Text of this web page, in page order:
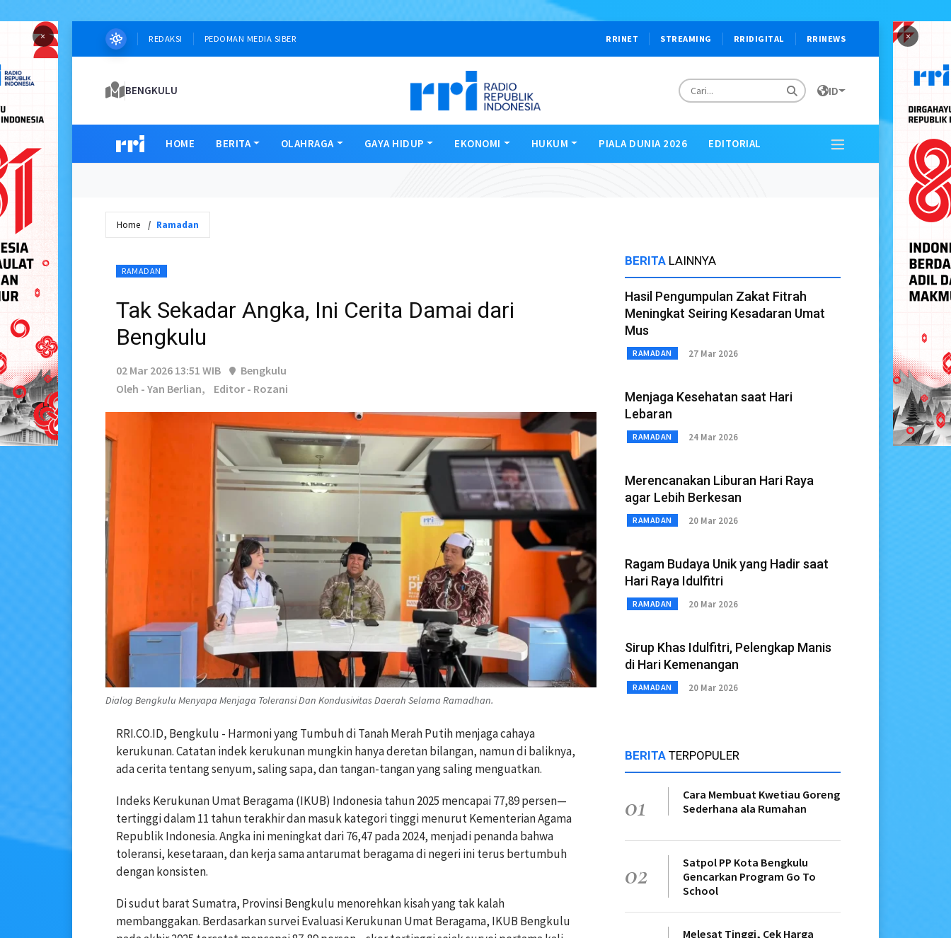
× ×
REDAKSI PEDOMAN MEDIA SIBER RRINET STREAMING RRIDIGITAL RRINEWS
BENGKULU ID
HOME BERITA OLAHRAGA GAYA HIDUP EKONOMI HUKUM PIALA DUNIA 2026 EDITORIAL
Home Ramadan
RAMADAN
Tak Sekadar Angka, Ini Cerita Damai dari
Bengkulu
02 Mar 2026 13:51 WIB
Bengkulu
Oleh - Yan Berlian,
Editor - Rozani
Dialog Bengkulu Menyapa Menjaga Toleransi Dan Kondusivitas Daerah Selama Ramadhan.
RRI.CO.ID, Bengkulu - Harmoni yang Tumbuh di Tanah Merah Putih menjaga cahaya
kerukunan. Catatan indek kerukunan mungkin hanya deretan bilangan, namun di baliknya,
ada cerita tentang senyum, saling sapa, dan tangan-tangan yang saling menguatkan.
Indeks Kerukunan Umat Beragama (IKUB) Indonesia tahun 2025 mencapai 77,89 persen—
tertinggi dalam 11 tahun terakhir dan masuk kategori tinggi menurut Kementerian Agama
Republik Indonesia. Angka ini meningkat dari 76,47 pada 2024, menjadi penanda bahwa
toleransi, kesetaraan, dan kerja sama antarumat beragama di negeri ini terus bertumbuh
dengan konsisten.
Di sudut barat Sumatra, Provinsi Bengkulu menorehkan kisah yang tak kalah
membanggakan. Berdasarkan survei Evaluasi Kerukunan Umat Beragama, IKUB Bengkulu
BERITA LAINNYA
Hasil Pengumpulan Zakat Fitrah
Meningkat Seiring Kesadaran Umat
Mus
RAMADAN 27 Mar 2026
Menjaga Kesehatan saat Hari
Lebaran
RAMADAN 24 Mar 2026
Merencanakan Liburan Hari Raya
agar Lebih Berkesan
RAMADAN 20 Mar 2026
Ragam Budaya Unik yang Hadir saat
Hari Raya Idulfitri
RAMADAN 20 Mar 2026
Sirup Khas Idulfitri, Pelengkap Manis
di Hari Kemenangan
RAMADAN 20 Mar 2026
BERITA TERPOPULER
01
Cara Membuat Kwetiau Goreng
Sederhana ala Rumahan
02
Satpol PP Kota Bengkulu
Gencarkan Program Go To
School
Melesat Tinggi, Cek Harga